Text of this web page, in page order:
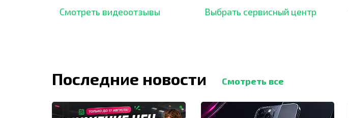
отзывов,
Смотреть видеоотзывы
опыт.
Выбрать сервисный центр
Последние новости Смотреть все